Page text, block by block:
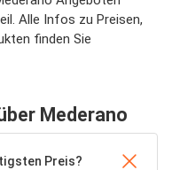
Alle Infos zu Preisen,
finden Sie
Mederano
Preis?